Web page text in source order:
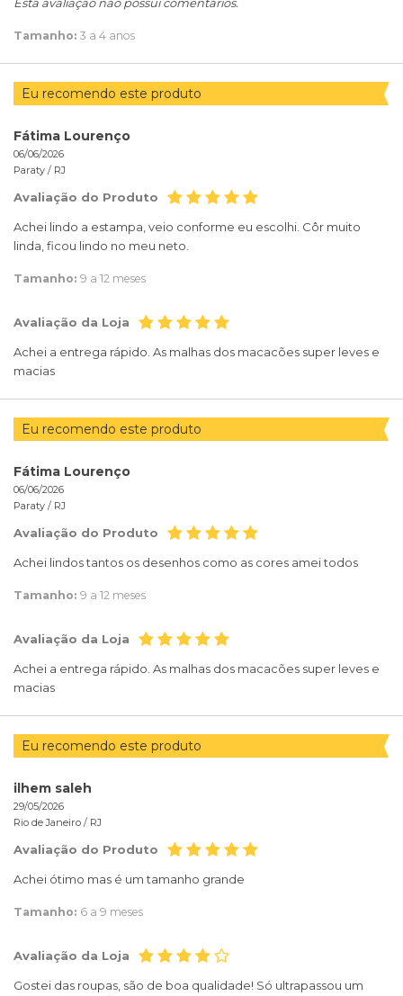
Esta avaliação não possui comentários.
Tamanho: 3 a 4 anos
Eu recomendo este produto
Fátima Lourenço
06/06/2026
Paraty / RJ
Avaliação do Produto
Achei lindo a estampa, veio conforme eu escolhi. Côr muito
linda, ficou lindo no meu neto.
Tamanho: 9 a 12 meses
Avaliação da Loja
Achei a entrega rápido. As malhas dos macacões super leves e
macias
Eu recomendo este produto
Fátima Lourenço
06/06/2026
Paraty / RJ
Avaliação do Produto
Achei lindos tantos os desenhos como as cores amei todos
Tamanho: 9 a 12 meses
Avaliação da Loja
Achei a entrega rápido. As malhas dos macacões super leves e
macias
Eu recomendo este produto
ilhem saleh
29/05/2026
Rio de Janeiro / RJ
Avaliação do Produto
Achei ótimo mas é um tamanho grande
Tamanho: 6 a 9 meses
Avaliação da Loja
Gostei das roupas, são de boa qualidade! Só ultrapassou um